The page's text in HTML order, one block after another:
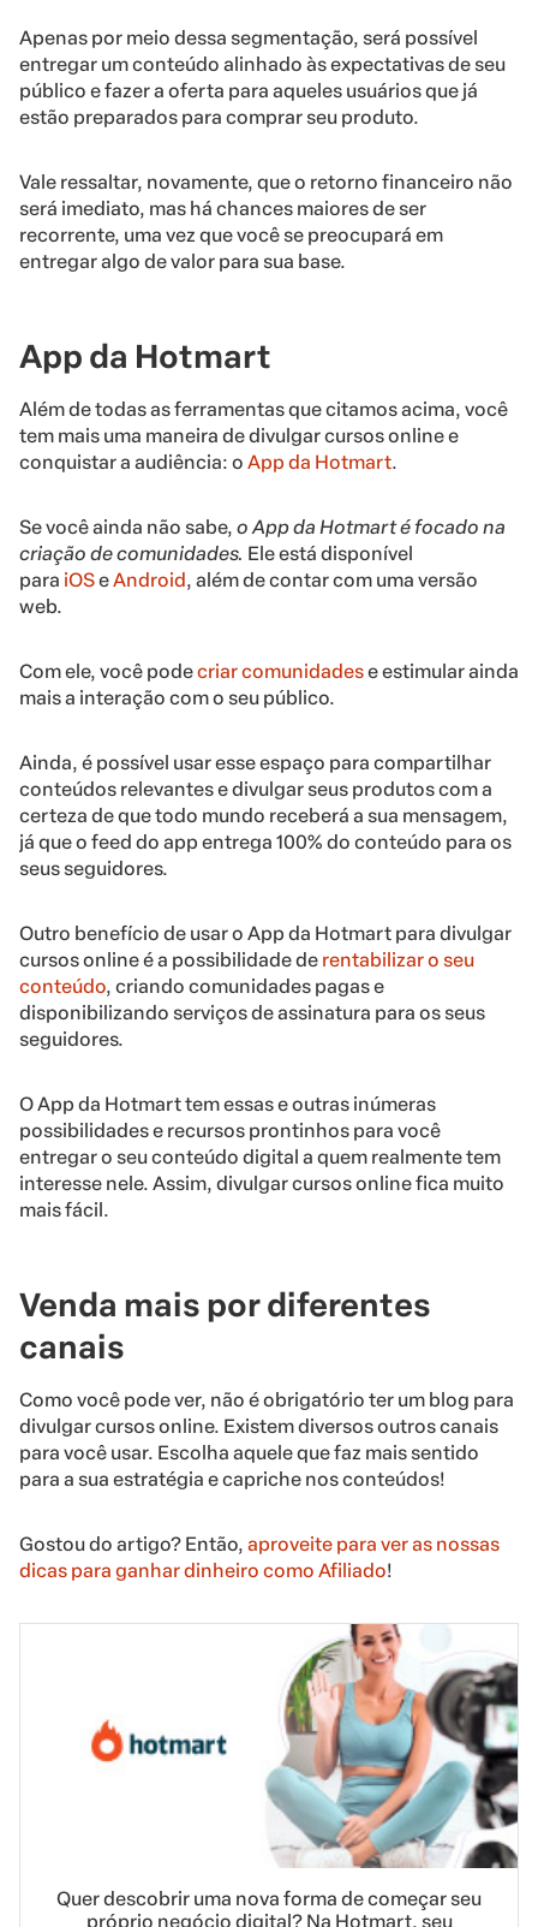
Apenas por meio dessa segmentação, será possível
entregar um conteúdo alinhado às expectativas de seu
público e fazer a oferta para aqueles usuários que já
estão preparados para comprar seu produto.
Vale ressaltar, novamente, que o retorno financeiro não
será imediato, mas há chances maiores de ser
recorrente, uma vez que você se preocupará em
entregar algo de valor para sua base.
App da Hotmart
Além de todas as ferramentas que citamos acima, você
tem mais uma maneira de divulgar cursos online e
conquistar a audiência: o App da Hotmart.
Se você ainda não sabe, o App da Hotmart é focado na
criação de comunidades. Ele está disponível
para iOSeAndroid, além de contar com uma versão
web.
Com ele, você podecriar comunidadese estimular ainda
mais a interação com o seu público.
Ainda, é possível usar esse espaço para compartilhar
conteúdos relevantes e divulgar seus produtos com a
certeza de que todo mundo receberá a sua mensagem,
já que o feed do app entrega 100% do conteúdo para os
seus seguidores.
Outro benefício de usar o App da Hotmart para divulgar
cursos online é a possibilidade de rentabilizar o seu
conteúdo, criando comunidades pagas e
disponibilizando serviços de assinatura para os seus
seguidores.
O App da Hotmart tem essas e outras inúmeras
possibilidades e recursos prontinhos para você
entregar o seu conteúdo digital a quem realmente tem
interesse nele. Assim, divulgar cursos online fica muito
mais fácil.
Venda mais por diferentes
canais
Como você pode ver, não é obrigatório ter um blog para
divulgar cursos online. Existem diversos outros canais
para você usar. Escolha aquele que faz mais sentido
para a sua estratégia e capriche nos conteúdos!
Gostou do artigo? Então, aproveite para ver as nossas
dicas para ganhar dinheiro como Afiliado!
Quer descobrir uma nova forma de começar seu
próprio negócio digital? Na Hotmart, seu